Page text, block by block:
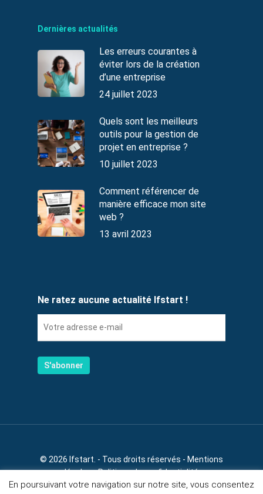
Dernières actualités
Les erreurs courantes à
éviter lors de la création
d’une entreprise
24 juillet 2023
Quels sont les meilleurs
outils pour la gestion de
projet en entreprise ?
10 juillet 2023
Comment référencer de
manière efficace mon site
web ?
13 avril 2023
Ne ratez aucune actualité Ifstart !
© 2026 Ifstart. - Tous droits réservés - Mentions
légales-Politique de confidentialité
En poursuivant votre navigation sur notre site, vous consentez